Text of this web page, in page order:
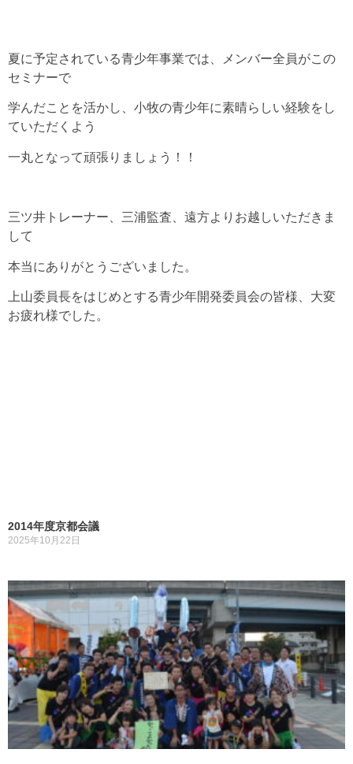
夏に予定されている青少年事業では、メンバー全員がこの
セミナーで
学んだことを活かし、小牧の青少年に素晴らしい経験をし
ていただくよう
一丸となって頑張りましょう！！
三ツ井トレーナー、三浦監査、遠方よりお越しいただきま
して
本当にありがとうございました。
上山委員長をはじめとする青少年開発委員会の皆様、大変
お疲れ様でした。
2014年度京都会議
2025年10月22日